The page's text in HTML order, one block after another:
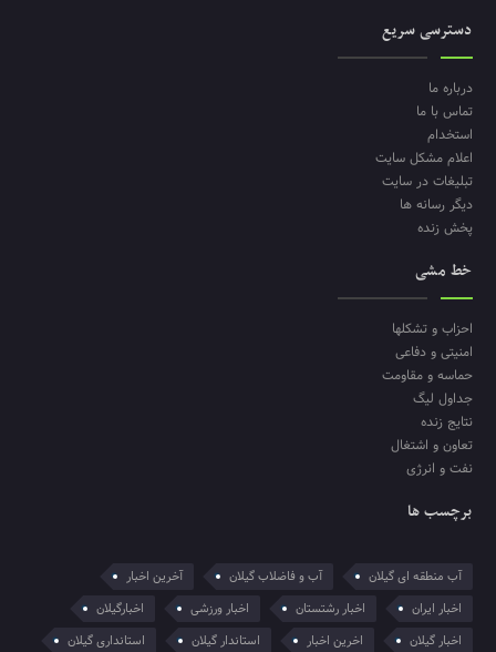
دسترسی سریع
درباره ما
تماس با ما
استخدام
اعلام مشکل سایت
تبلیغات در سایت
دیگر رسانه ها
پخش زنده
خط مشی
احزاب و تشکلها
امنیتی و دفاعی
حماسه و مقاومت
جداول لیگ
نتایج زنده
تعاون و اشتغال
نفت و انرژی
برچسب ها
آب منطقه ای گیلان آب و فاضلاب گیلان
آخرین اخبار
اخبار ایران
اخبار رشتستان اخبار ورزشی
اخبارگیلان
اخبار گیلان
اخرین اخبار استاندار گیلان
استانداری گیلان